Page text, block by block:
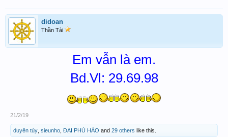
didoan
Thần Tài
Em vẫn là em.
Bd.Vl: 29.69.98
21/2/19
duyên tùy sieunho ĐẠI PHÚ HÀO and 29 others like this.